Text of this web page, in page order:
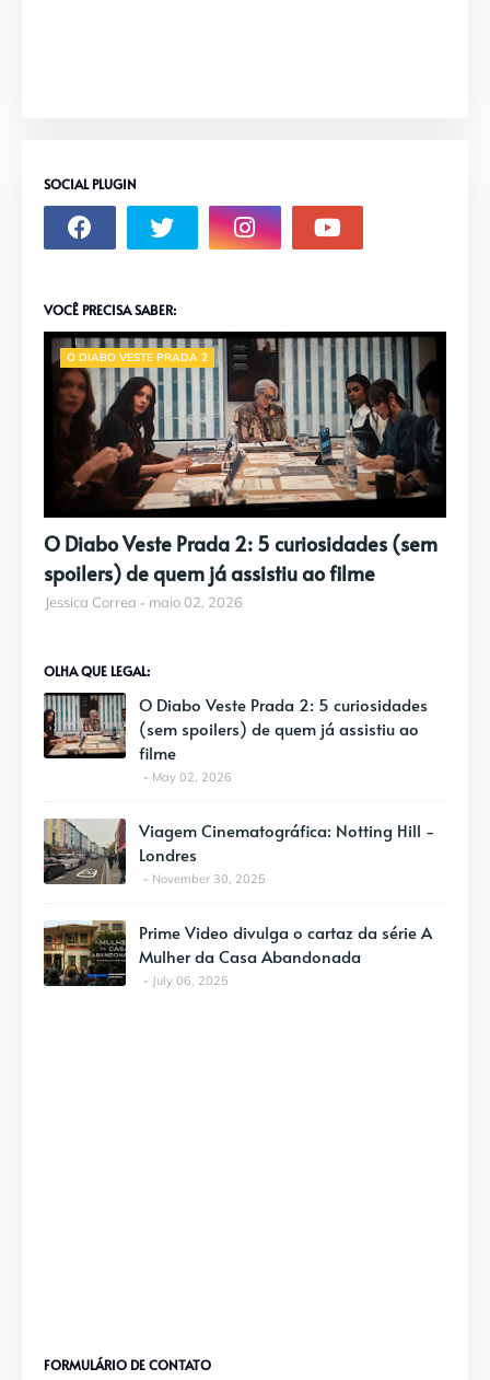
SOCIAL PLUGIN
VOCÊ PRECISA SABER:
O DIABO VESTE PRADA 2
O Diabo Veste Prada 2: 5 curiosidades (sem
spoilers) de quem já assistiu ao filme
Jessica Correa maio 02, 2026
OLHA QUE LEGAL:
O Diabo Veste Prada 2: 5 curiosidades
(sem spoilers) de quem já assistiu ao
filme
May 02, 2026
Viagem Cinematográfica: Notting Hill -
Londres
November 30, 2025
Prime Video divulga o cartaz da série A
Mulher da Casa Abandonada
July 06, 2025
FORMULÁRIO DE CONTATO